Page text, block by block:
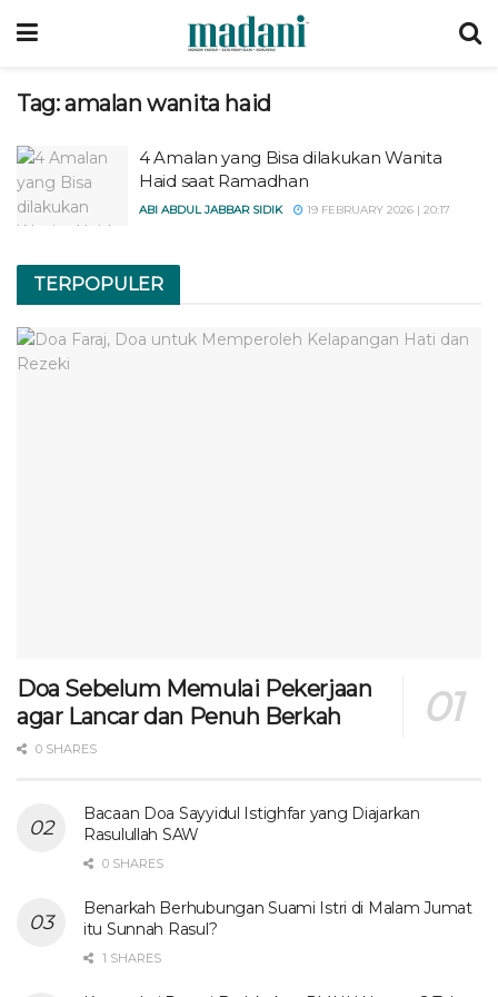
Tag:amalan wanita haid
4 Amalan yang Bisa dilakukan Wanita
Haid saat Ramadhan
ABI ABDUL JABBAR SIDIK 19 FEBRUARY 2026 | 20:17
TERPOPULER
Doa Sebelum Memulai Pekerjaan
agar Lancar dan Penuh Berkah
0 SHARES
Bacaan Doa Sayyidul Istighfar yang Diajarkan
Rasulullah SAW
0 SHARES
Benarkah Berhubungan Suami Istri di Malam Jumat
itu Sunnah Rasul?
1 SHARES